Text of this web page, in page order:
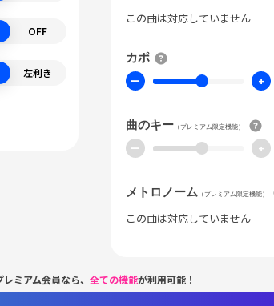
OFF
左利き
この曲は対応していません
カポ
ー +
曲のキー （プレミアム限定機能）
ー +
メトロノーム （プレミアム限定機能）
この曲は対応していません
レミアム会員なら、 全ての機能が利用可能！